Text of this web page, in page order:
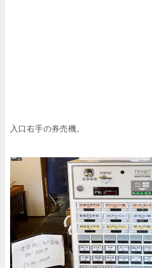
入口右手の券売機。